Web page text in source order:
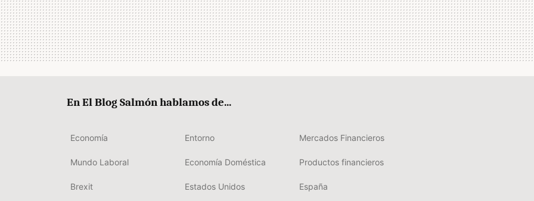
En El Blog Salmón hablamos de...
Economía Entorno Mercados Financieros
Mundo Laboral Economía Doméstica Productos financieros
Brexit Estados Unidos España